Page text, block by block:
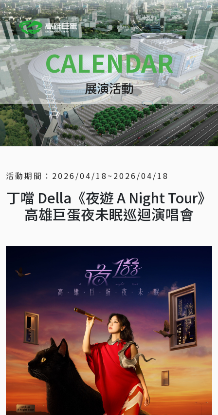
CALENDAR
展演活動
活動期間： 2026/04/18~2026/04/18
丁噹 Della《夜遊 A Night Tour》
高雄巨蛋夜未眠巡迴演唱會